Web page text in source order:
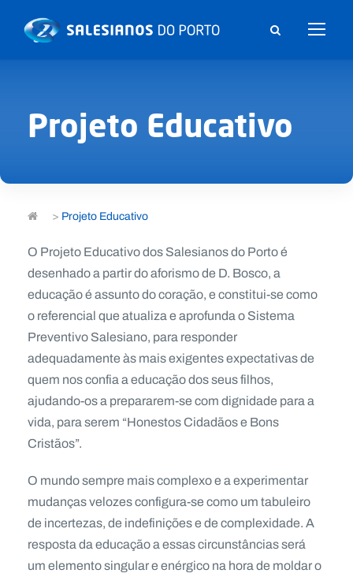
Projeto Educativo
> Projeto Educativo
O Projeto Educativo dos Salesianos do Porto é
desenhado a partir do aforismo de D. Bosco, a
educação é assunto do coração, e constitui-se como
o referencial que atualiza e aprofunda o Sistema
Preventivo Salesiano, para responder
adequadamente às mais exigentes expectativas de
quem nos confia a educação dos seus filhos,
ajudando-os a prepararem-se com dignidade para a
vida, para serem “Honestos Cidadãos e Bons
Cristãos”.
O mundo sempre mais complexo e a experimentar
mudanças velozes configura-se como um tabuleiro
de incertezas, de indefinições e de complexidade. A
resposta da educação a essas circunstâncias será
um elemento singular e enérgico na hora de moldar o